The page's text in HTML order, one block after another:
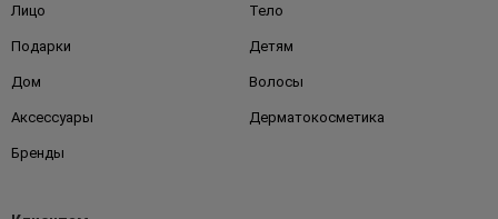
Лицо Тело
Подарки Детям
Дом Волосы
Аксессуары Дерматокосметика
Бренды